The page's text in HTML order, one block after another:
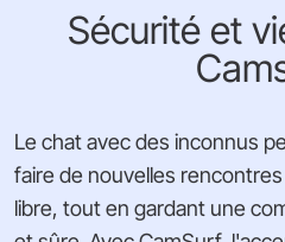
Sécurité et
Le chat avec des inconnus
faire de nouvelles
libre, tout en gardant une